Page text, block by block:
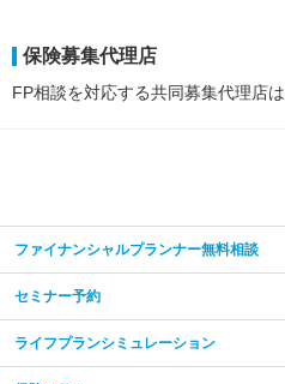
保険募集代理店
FP相談を対応する共同募集代理店は
ファイナンシャルプランナー無料相談
セミナー予約
ライフプランシミュレーション